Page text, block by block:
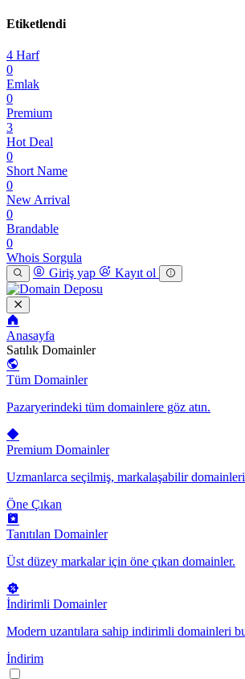
Etiketlendi
4 Harf
0
Emlak
0
Premium
3
Hot Deal
0
Short Name
0
New Arrival
0
Brandable
0
Whois Sorgula
Giriş yap
Kayıt ol
Anasayfa
Satılık Domainler
Tüm Domainler
Pazaryerindeki tüm domainlere göz atın.
Premium Domainler
Uzmanlarca seçilmiş, markalaşabilir
Öne Çıkan
Tanıtılan Domainler
Üst düzey markalar için öne çıkan domainler.
İndirimli Domainler
Modern uzantılara sahip indirimli domainleri
İndirim